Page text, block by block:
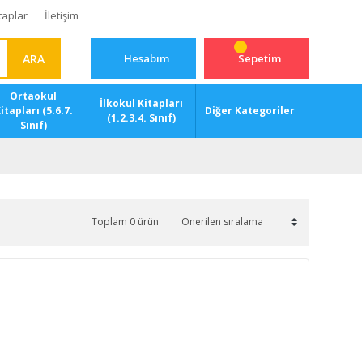
İletişim
ARA Hesabım Sepetim
Ortaokul
(5.6.7.
Sınıf)
İlkokul Kitapları
(1.2.3.4. Sınıf)
Diğer Kategoriler
Toplam 0 ürün